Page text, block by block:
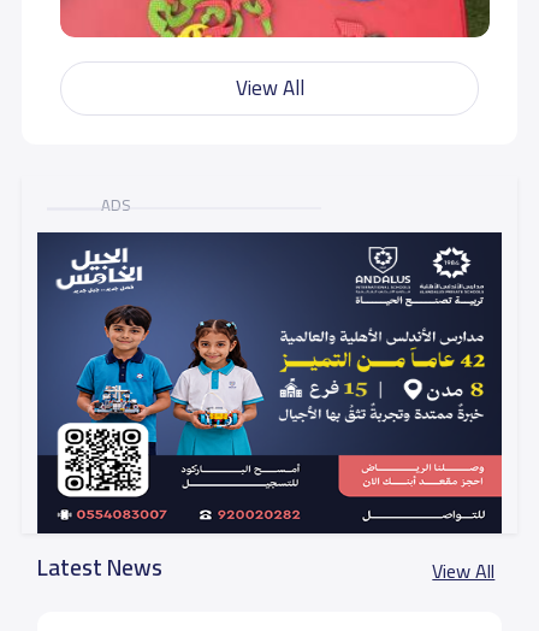
View All
ADS
Latest News View All